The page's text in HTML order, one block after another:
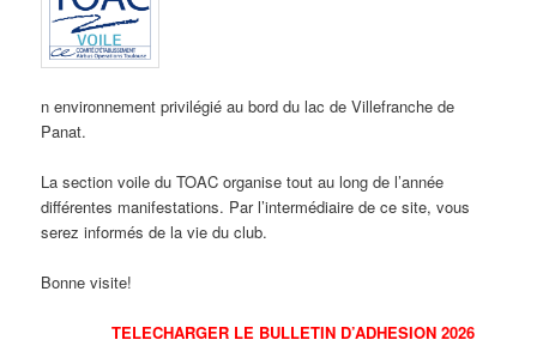
n environnement privilégié au bord du lac de Villefranche de
Panat.
La section voile du TOAC organise tout au long de l’année
différentes manifestations. Par l’intermédiaire de ce site, vous
serez informés de la vie du club.
Bonne visite!
TELECHARGER LE BULLETIN D’ADHESION 2026